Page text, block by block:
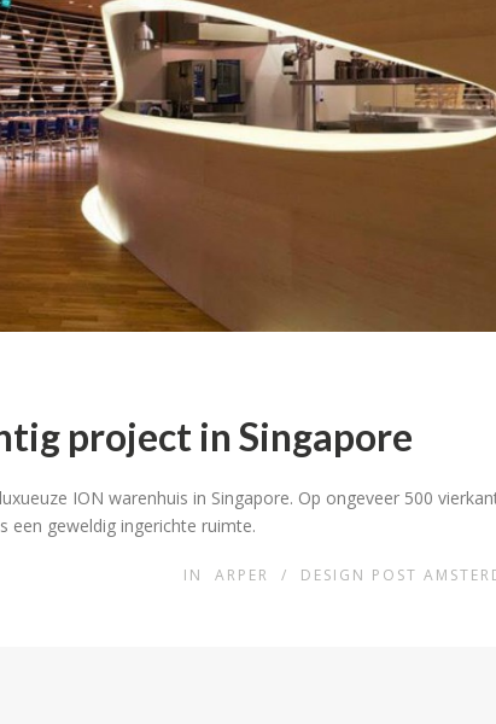
project in Singapore
ION warenhuis in Singapore. Op ongeveer 500
een geweldig ingerichte ruimte.
IN ARPER / DESIGN POST